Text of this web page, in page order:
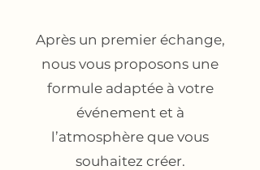
Après un premier échange,
nous vous proposons une
formule adaptée à votre
événement et à
l’atmosphère que vous
souhaitez créer.